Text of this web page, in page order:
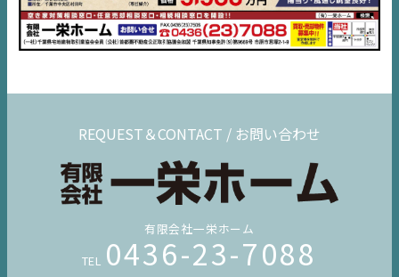
コラム
REQUEST＆CONTACT / お問い合わせ
有限会社一栄ホーム
TEL 0436-23-7088